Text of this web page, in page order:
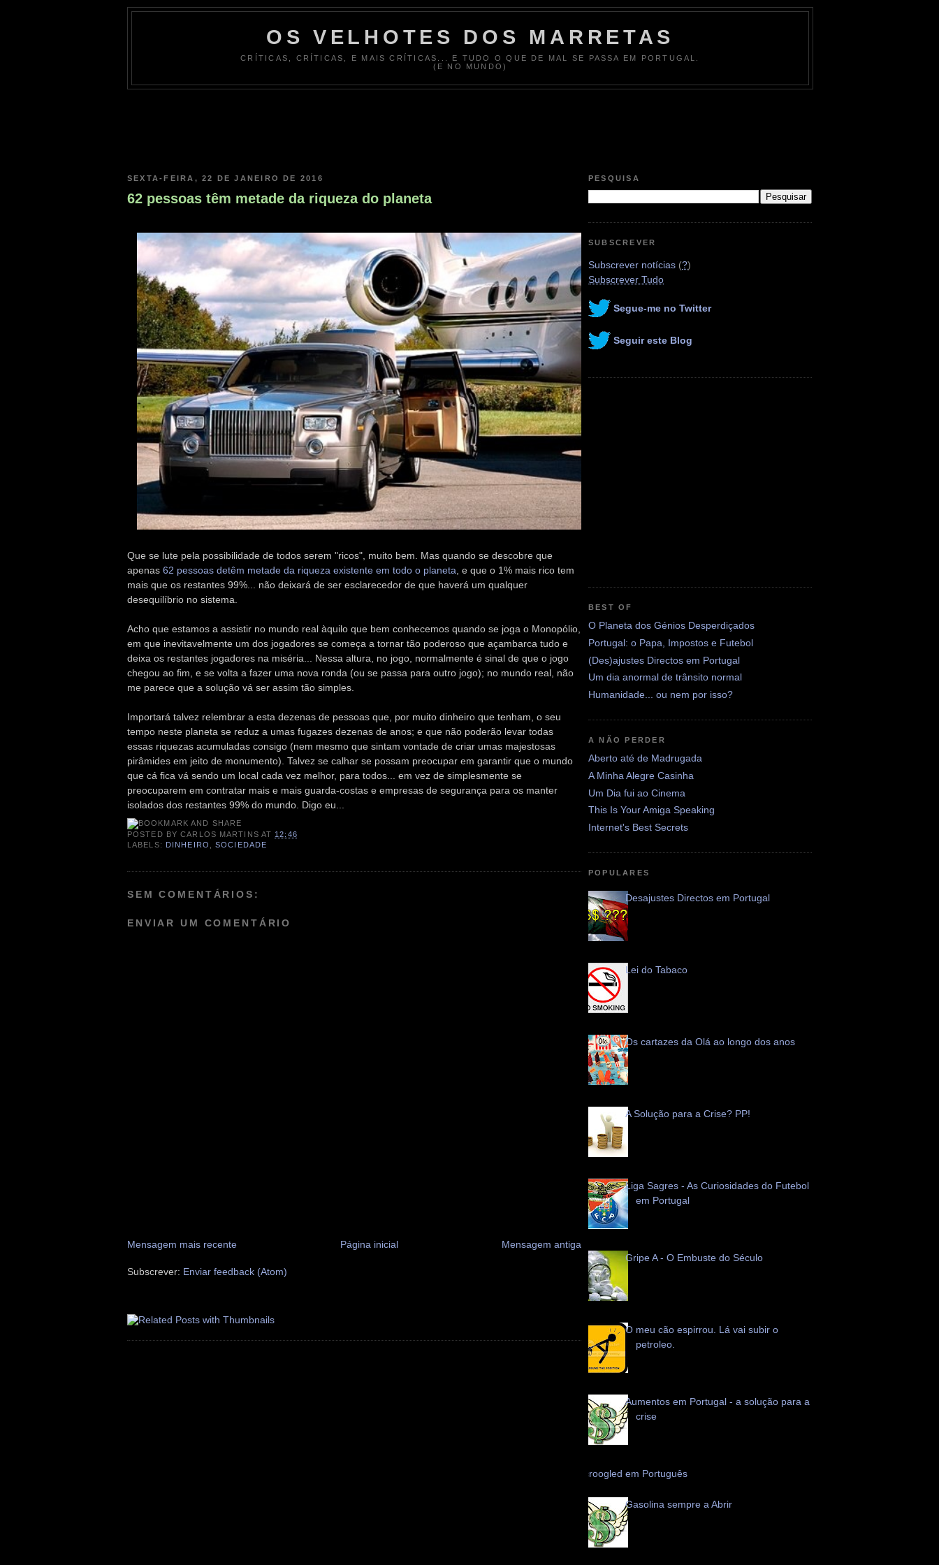
OS VELHOTES DOS MARRETAS
CRÍTICAS, CRÍTICAS, E MAIS CRÍTICAS... E TUDO O QUE DE MAL SE PASSA EM PORTUGAL.
(E NO MUNDO)
SEXTA-FEIRA, 22 DE JANEIRO DE 2016
62 pessoas têm metade da riqueza do planeta
Que se lute pela possibilidade de todos serem "ricos", muito bem. Mas quando se descobre que
apenas 62 pessoas detêm metade da riqueza existente em todo o planeta , e que o 1% mais rico tem
mais que os restantes 99%... não deixará de ser esclarecedor de que haverá um qualquer
desequilíbrio no sistema.
Acho que estamos a assistir no mundo real àquilo que bem conhecemos quando se joga o Monopólio,
em que inevitavelmente um dos jogadores se começa a tornar tão poderoso que açambarca tudo e
deixa os restantes jogadores na miséria... Nessa altura, no jogo, normalmente é sinal de que o jogo
chegou ao fim, e se volta a fazer uma nova ronda (ou se passa para outro jogo); no mundo real, não
me parece que a solução vá ser assim tão simples.
Importará talvez relembrar a esta dezenas de pessoas que, por muito dinheiro que tenham, o seu
tempo neste planeta se reduz a umas fugazes dezenas de anos; e que não poderão levar todas
essas riquezas acumuladas consigo (nem mesmo que sintam vontade de criar umas majestosas
pirâmides em jeito de monumento). Talvez se calhar se possam preocupar em garantir que o mundo
que cá fica vá sendo um local cada vez melhor, para todos... em vez de simplesmente se
preocuparem em contratar mais e mais guarda-costas e empresas de segurança para os manter
isolados dos restantes 99% do mundo. Digo eu...
POSTED BYCARLOS MARTINS AT 12:46
LABELS:
DINHEIRO ,SOCIEDADE
SEM COMENTÁRIOS:
ENVIAR UM COMENTÁRIO
Mensagem mais recente Mensagem antiga
Página inicial
Subscrever: Enviar feedback (Atom)
PESQUISA
SUBSCREVER
Subscrever notícias (?)
Subscrever Tudo
Segue-me no Twitter
Seguir este Blog
BEST OF
O Planeta dos Génios Desperdiçados
Portugal: o Papa, Impostos e Futebol
(Des)ajustes Directos em Portugal
Um dia anormal de trânsito normal
Humanidade... ou nem por isso?
A NÃO PERDER
Aberto até de Madrugada
A Minha Alegre Casinha
Um Dia fui ao Cinema
This Is Your Amiga Speaking
Internet's Best Secrets
POPULARES
Desajustes Directos em Portugal
Lei do Tabaco
Os cartazes da Olá ao longo dos anos
A Solução para a Crise? PP!
Liga Sagres - As Curiosidades do Futebol
em Portugal
Gripe A - O Embuste do Século
O meu cão espirrou. Lá vai subir o
petroleo.
Aumentos em Portugal - a solução para a
crise
Scroogled em Português
Gasolina sempre a Abrir